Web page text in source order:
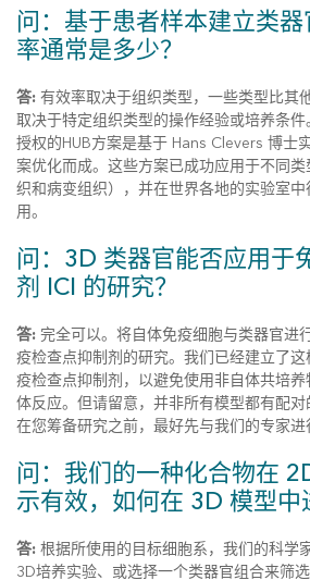
问：基于患者样本建立类
率通常是多少？
答: 有效率取决于组织类型，一些类型比其
取决于特定组织类型的操作经验或培养条
授权的HUB方案是基于 Hans Clevers 博士
案优化而成。这些方案已成功应用于不同
织和病变组织），并在世界各地的实验室
用。
问：3D 类器官能否应用于
剂 ICI 的研究？
答: 完全可以。将自体免疫细胞与类器官进
疫检查点抑制剂的研究。我们已经建立了
疫检查点抑制剂，以避免使用非自体共培
体反应。但请留意，并非所有模型都有配
在您筹备研究之前，最好先与我们的专家进
问：我们的一种化合物在
示有效，如何在 3D 模型中
答: 根据所使用的目标细胞系，我们的科学
3D培养实验、或选择一个类器官组合来筛选